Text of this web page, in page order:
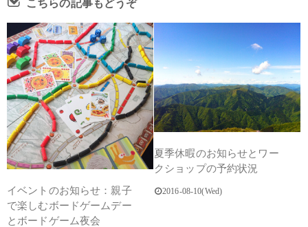
こちらの記事もどうぞ
イベントのお知らせ：親子
で楽しむボードゲームデー
とボードゲーム夜会
夏季休暇のお知らせとワー
クショップの予約状況
2016-08-10(Wed)